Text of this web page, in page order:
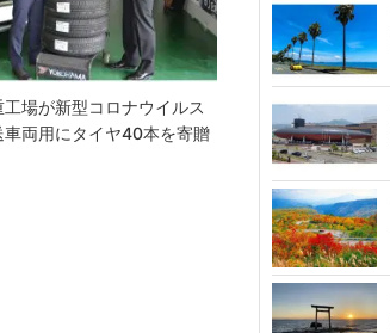
場が新型コロナウイルス
車両用にタイヤ40本を寄贈